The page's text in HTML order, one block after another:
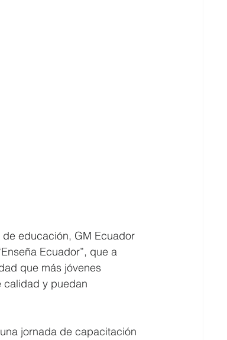
educación, GM Ecuador
Ecuador”, que a
que más jóvenes
calidad y puedan
jornada de capacitación